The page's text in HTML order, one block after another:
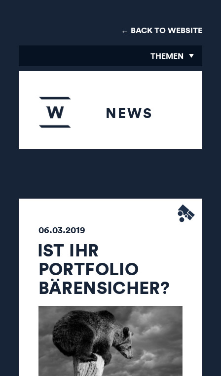
← BACK TO WEBSITE
THEMEN
NEWS
06.03.2019
IST IHR
PORTFOLIO
BÄRENSICHER?